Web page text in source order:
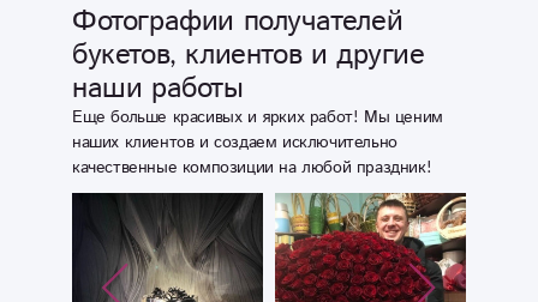
Огромное
спасибо всему
коллективу и
дальнейшего вам
процветания ?
Фотографии получателей
букетов, клиентов и другие
наши работы
Еще больше красивых и ярких работ! Мы ценим
наших клиентов и создаем исключительно
качественные композиции на любой праздник!